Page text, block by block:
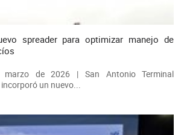
spreader para optimizar manejo de
marzo de 2026 | San Antonio Terminal
un nuevo...